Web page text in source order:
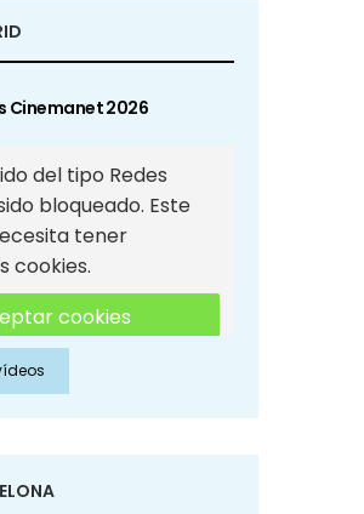
Cinemanet 2026
del tipo Redes
bloqueado. Este
tener
cookies.
cookies
de Redes
Sociales